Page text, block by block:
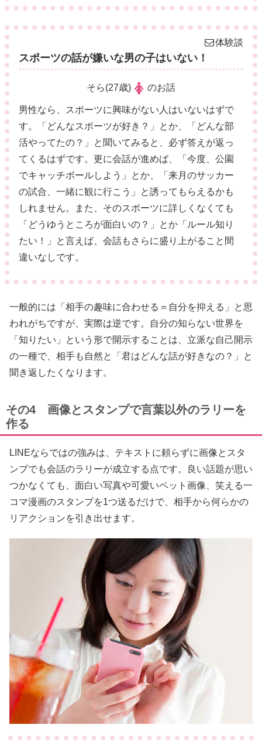
体験談
スポーツの話が嫌いな男の子はいない！
そら(27歳) のお話
男性なら、スポーツに興味がない人はいないはずで
す。「どんなスポーツが好き？」とか、「どんな部
活やってたの？」と聞いてみると、必ず答えが返っ
てくるはずです。更に会話が進めば、「今度、公園
でキャッチボールしよう」とか、「来月のサッカー
の試合、一緒に観に行こう」と誘ってもらえるかも
しれません。また、そのスポーツに詳しくなくても
「どうゆうところが面白いの？」とか「ルール知り
たい！」と言えば、会話もさらに盛り上がること間
違いなしです。
一般的には「相手の趣味に合わせる＝自分を抑える」と思
われがちですが、実際は逆です。自分の知らない世界を
「知りたい」という形で開示することは、立派な自己開示
の一種で、相手も自然と「君はどんな話が好きなの？」と
聞き返したくなります。
その4 画像とスタンプで言葉以外のラリーを
作る
LINEならではの強みは、テキストに頼らずに画像とスタ
ンプでも会話のラリーが成立する点です。良い話題が思い
つかなくても、面白い写真や可愛いペット画像、笑える一
コマ漫画のスタンプを1つ送るだけで、相手から何らかの
リアクションを引き出せます。